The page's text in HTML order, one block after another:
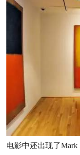
电影中还出现了Mark